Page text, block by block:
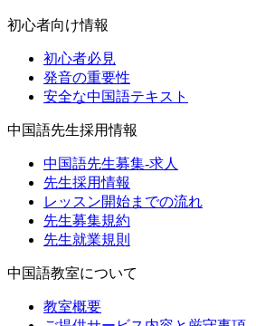
初心者向け情報
初心者必見
発音の重要性
安全な中国語テキスト
中国語先生採用情報
中国語先生募集-求人
先生採用情報
レッスン開始までの流れ
先生募集規約
先生就業規則
中国語教室について
教室概要